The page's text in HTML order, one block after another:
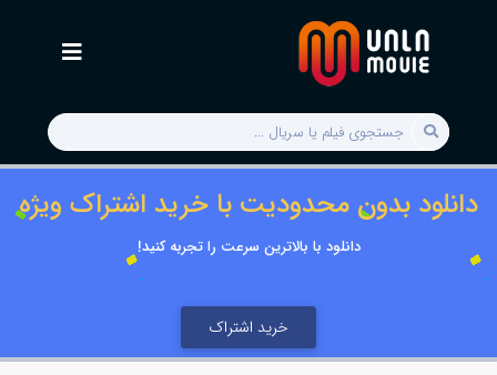
دانلود بدون محدودیت با خرید اشتراک ویژه
دانلود با بالاترین سرعت را تجربه کنید!
خرید اشتراک